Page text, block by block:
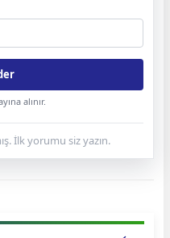
alınır.
İlk yorumu siz yazın.